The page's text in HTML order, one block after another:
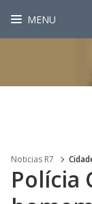
MENU
Noticias R7
Polícia